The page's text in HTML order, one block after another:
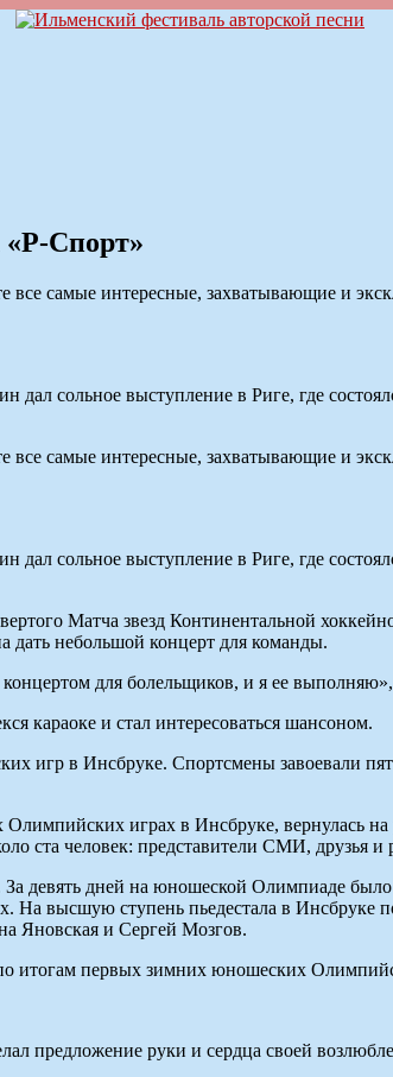
«Р-Спорт»
все самые интересные, захватывающие и
сольное выступление в Риге, где
все самые интересные, захватывающие и
сольное выступление в Риге, где
Матча звезд Континентальной
дать небольшой концерт для команды.
для болельщиков, и я ее
караоке и стал интересоваться шансоном.
игр в Инсбруке. Спортсмены завоевали
играх в Инсбруке, вернулась
ста человек: представители СМИ, друзья и
дней на юношеской Олимпиаде было
На высшую ступень пьедестала в
Яновская и Сергей Мозгов.
итогам первых зимних юношеских
предложение руки и сердца своей